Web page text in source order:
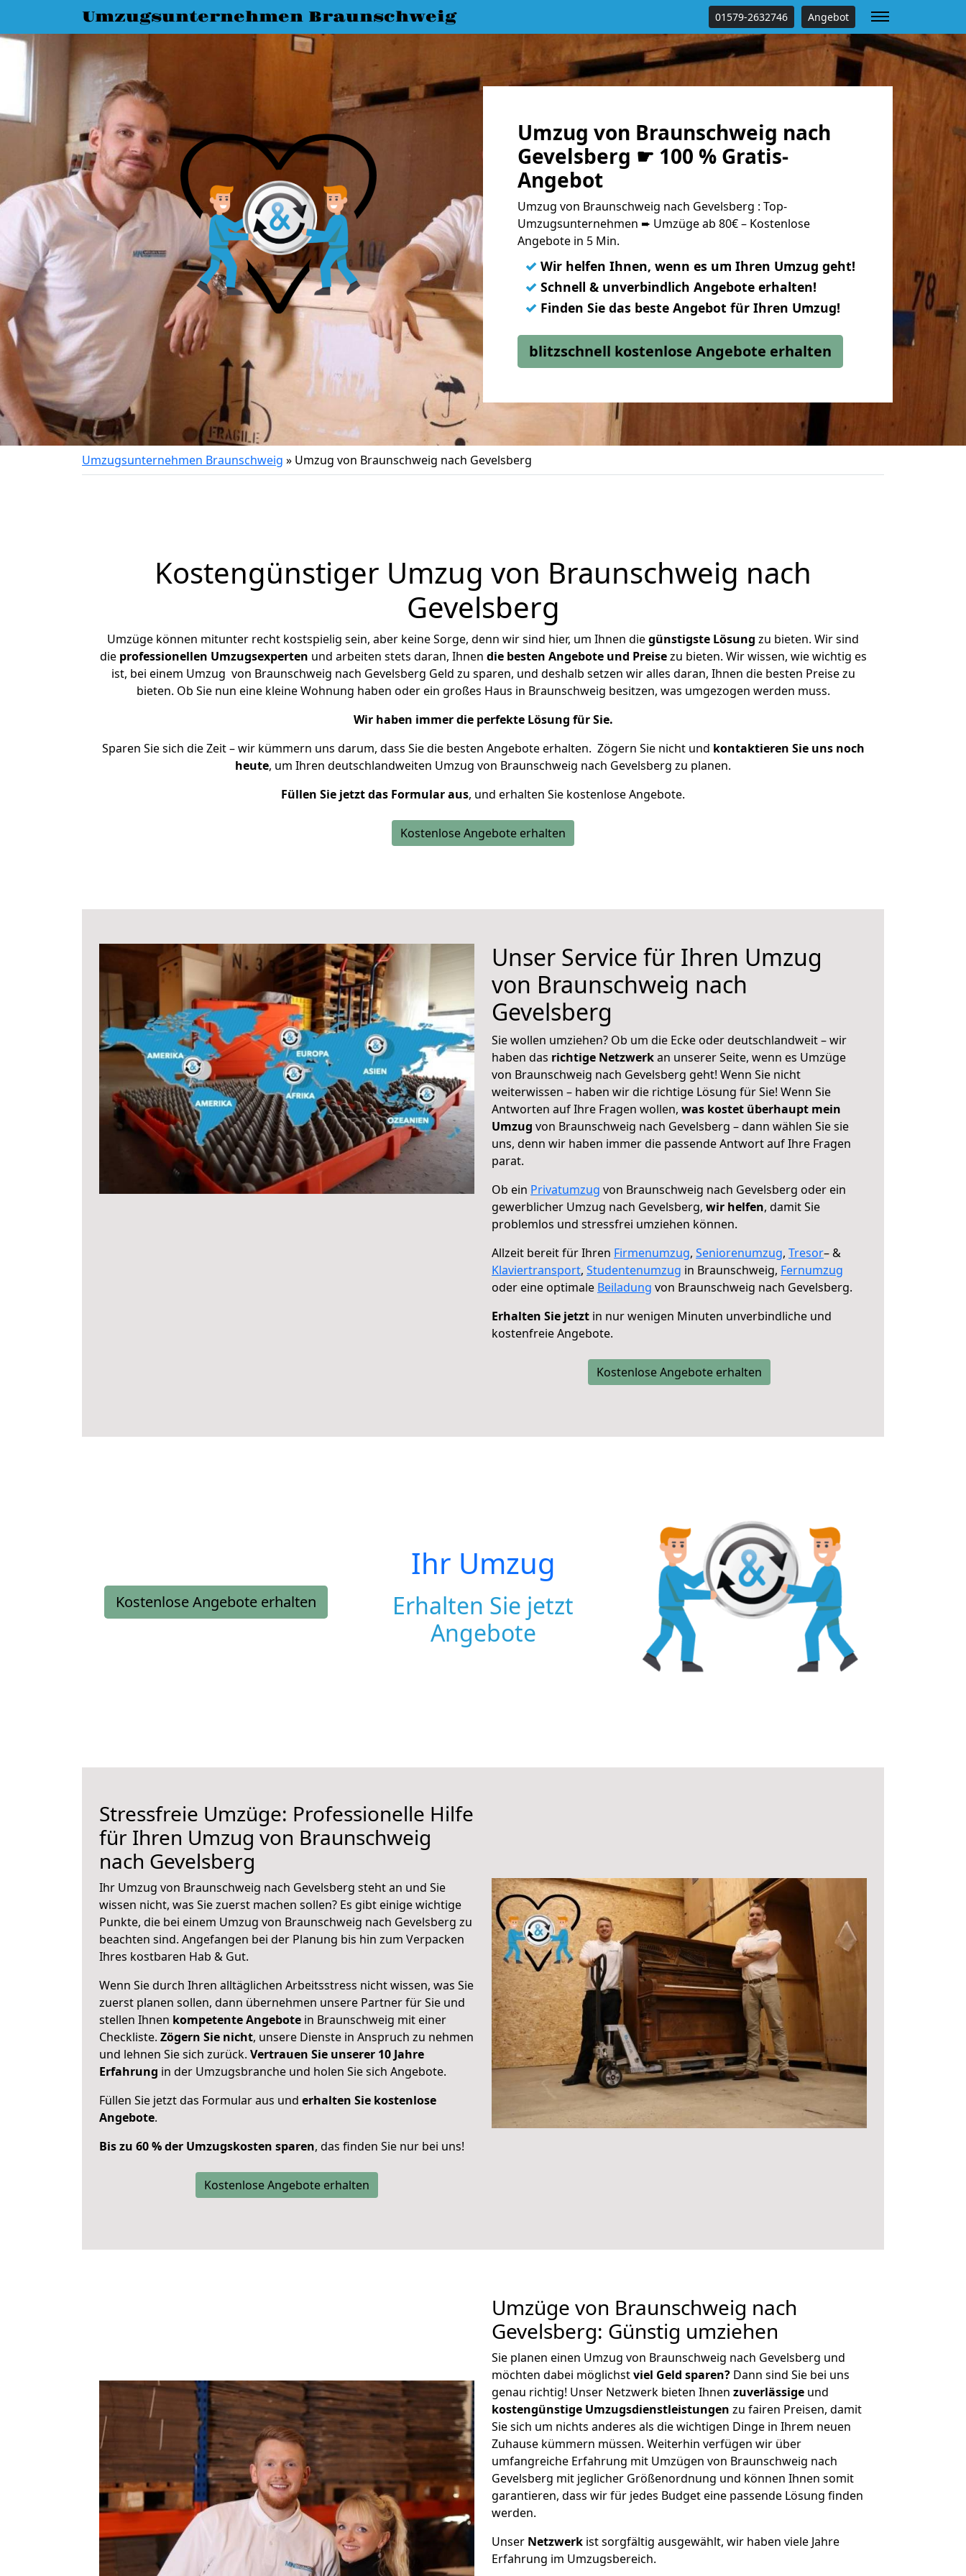
Umzugsunternehmen Braunschweig 01579-2632746 Angebot
Umzug von Braunschweig nach
Gevelsberg ☛ 100 % Gratis-
Angebot
Umzug von Braunschweig nach Gevelsberg : Top-
Umzugsunternehmen ➨ Umzüge ab 80€ – Kostenlose
Angebote in 5 Min.
✓ Wir helfen Ihnen, wenn es um Ihren Umzug geht!
✓ Schnell & unverbindlich Angebote erhalten!
✓ Finden Sie das beste Angebot für Ihren Umzug!
blitzschnell kostenlose Angebote erhalten
Umzugsunternehmen Braunschweig » Umzug von Braunschweig nach Gevelsberg
Kostengünstiger Umzug von Braunschweig nach
Gevelsberg
Umzüge können mitunter recht kostspielig sein, aber keine Sorge, denn wir sind hier, um Ihnen diegünstigste Lösung zu bieten. Wir sind
die professionellen Umzugsexperten und arbeiten stets daran, Ihnen die besten Angebote und Preisezu bieten. Wir wissen, wie wichtig es
ist, bei einem Umzug von Braunschweig nach Gevelsberg Geld zu sparen, und deshalb setzen wir alles daran, Ihnen die besten Preise zu
bieten. Ob Sie nun eine kleine Wohnung haben oder ein großes Haus in Braunschweig besitzen, was umgezogen werden muss.
Wir haben immer die perfekte Lösung für Sie.
Sparen Sie sich die Zeit – wir kümmern uns darum, dass Sie die besten Angebote erhalten. Zögern Sie nicht und kontaktieren Sie uns noch
heute, um Ihren deutschlandweiten Umzug von Braunschweig nach Gevelsberg zu planen.
Füllen Sie jetzt das Formular aus, und erhalten Sie kostenlose Angebote.
Kostenlose Angebote erhalten
Unser Service für Ihren Umzug
von Braunschweig nach
Gevelsberg
Sie wollen umziehen? Ob um die Ecke oder deutschlandweit – wir
haben das richtige Netzwerkan unserer Seite, wenn es Umzüge
von Braunschweig nach Gevelsberg geht! Wenn Sie nicht
weiterwissen – haben wir die richtige Lösung für Sie! Wenn Sie
Antworten auf Ihre Fragen wollen, was kostet überhaupt mein
Umzug von Braunschweig nach Gevelsberg – dann wählen Sie sie
uns, denn wir haben immer die passende Antwort auf Ihre Fragen
parat.
Ob ein Privatumzug von Braunschweig nach Gevelsberg oder ein
gewerblicher Umzug nach Gevelsberg, wir helfen, damit Sie
problemlos und stressfrei umziehen können.
Allzeit bereit für Ihren Firmenumzug, Seniorenumzug, Tresor– &
Klaviertransport, Studentenumzug in Braunschweig, Fernumzug
oder eine optimale Beiladung von Braunschweig nach Gevelsberg.
Erhalten Sie jetzt in nur wenigen Minuten unverbindliche und
kostenfreie Angebote.
Kostenlose Angebote erhalten
Kostenlose Angebote erhalten
Ihr Umzug
Erhalten Sie jetzt
Angebote
Stressfreie Umzüge: Professionelle Hilfe
für Ihren Umzug von Braunschweig
nach Gevelsberg
Ihr Umzug von Braunschweig nach Gevelsberg steht an und Sie
wissen nicht, was Sie zuerst machen sollen? Es gibt einige wichtige
Punkte, die bei einem Umzug von Braunschweig nach Gevelsberg zu
beachten sind. Angefangen bei der Planung bis hin zum Verpacken
Ihres kostbaren Hab & Gut.
Wenn Sie durch Ihren alltäglichen Arbeitsstress nicht wissen, was Sie
zuerst planen sollen, dann übernehmen unsere Partner für Sie und
stellen Ihnen kompetente Angebote in Braunschweig mit einer
Checkliste. Zögern Sie nicht, unsere Dienste in Anspruch zu nehmen
und lehnen Sie sich zurück. Vertrauen Sie unserer 10 Jahre
Erfahrung in der Umzugsbranche und holen Sie sich Angebote.
Füllen Sie jetzt das Formular aus und erhalten Sie kostenlose
Angebote.
Bis zu 60 % der Umzugskosten sparen, das finden Sie nur bei uns!
Kostenlose Angebote erhalten
Umzüge von Braunschweig nach
Gevelsberg: Günstig umziehen
Sie planen einen Umzug von Braunschweig nach Gevelsberg und
möchten dabei möglichstviel Geld sparen? Dann sind Sie bei uns
genau richtig! Unser Netzwerk bieten Ihnen zuverlässige und
kostengünstige Umzugsdienstleistungen zu fairen Preisen, damit
Sie sich um nichts anderes als die wichtigen Dinge in Ihrem neuen
Zuhause kümmern müssen. Weiterhin verfügen wir über
umfangreiche Erfahrung mit Umzügen von Braunschweig nach
Gevelsberg mit jeglicher Größenordnung und können Ihnen somit
garantieren, dass wir für jedes Budget eine passende Lösung finden
werden.
Unser Netzwerk ist sorgfältig ausgewählt, wir haben viele Jahre
Erfahrung im Umzugsbereich.